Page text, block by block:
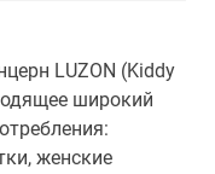
LUZON (Kiddy
широкий
женские